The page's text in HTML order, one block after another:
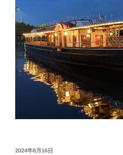
投
2024年8月16日